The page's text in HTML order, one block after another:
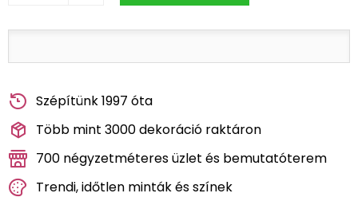
Szépítünk 1997 óta
Több mint 3000 dekoráció raktáron
700 négyzetméteres üzlet és bemutatóterem
Trendi, időtlen minták és színek